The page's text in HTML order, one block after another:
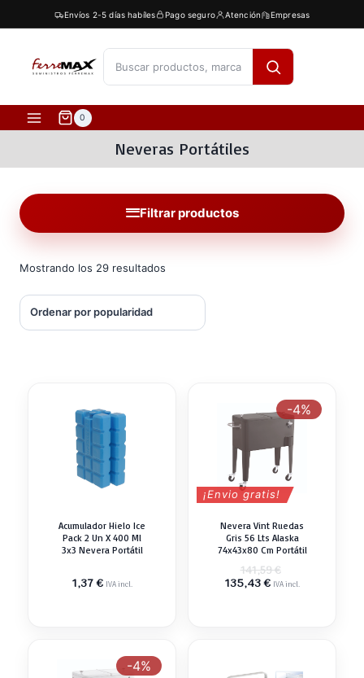
al
contenido
Envíos 2-5 días habíles Pago seguro Atención Empresas
0
Neveras Portátiles
Filtrar productos
Mostrando los 29 resultados
Acumulador Hielo Ice
Pack 2 Un X 400 Ml
3x3 Nevera Portátil
1,37€ IVA incl.
-4%
¡Envio gratis!
Nevera Vint Ruedas
Gris 56 Lts Alaska
74x43x80 Cm Portátil
141,59€
precio
135,43€ElIVA incl.
-4%